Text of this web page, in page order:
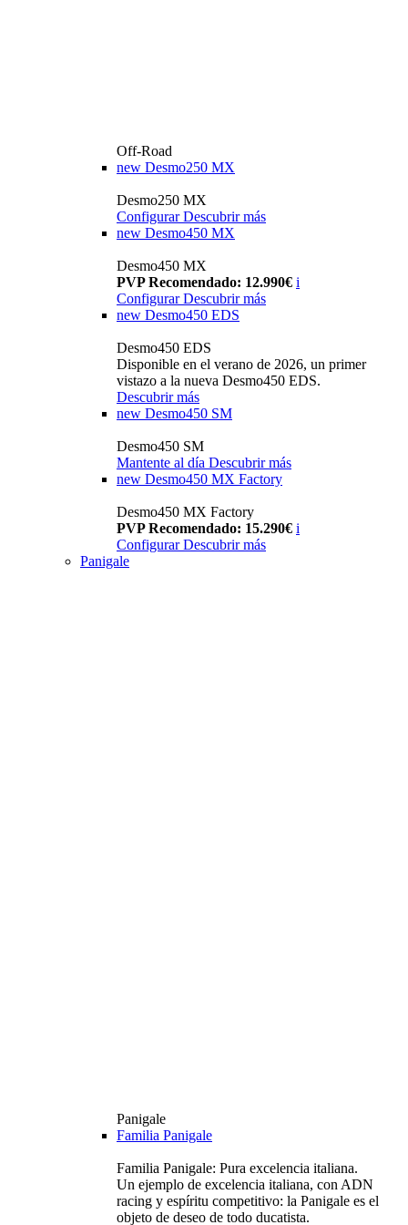
Off-Road
new Desmo250 MX
Desmo250 MX
Configurar Descubrir más
new Desmo450 MX
Desmo450 MX
PVP Recomendado: 12.990€ i
Configurar Descubrir más
new Desmo450 EDS
Desmo450 EDS
Disponible en el verano de 2026, un primer
vistazo a la nueva Desmo450 EDS.
Descubrir más
new Desmo450 SM
Desmo450 SM
Mantente al día Descubrir más
new Desmo450 MX Factory
Desmo450 MX Factory
PVP Recomendado: 15.290€ i
Configurar Descubrir más
Panigale
Panigale
Familia Panigale
Familia Panigale: Pura excelencia italiana.
Un ejemplo de excelencia italiana, con ADN
racing y espíritu competitivo: la Panigale es el
objeto de deseo de todo ducatista.